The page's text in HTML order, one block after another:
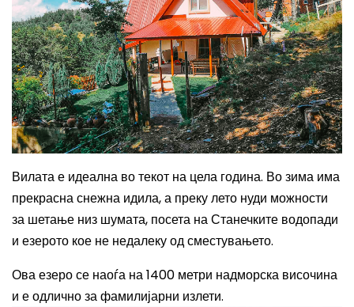
Вилата е идеална во текот на цела година. Во зима има
прекрасна снежна идила, а преку лето нуди можности
за шетање низ шумата, посета на Станечките водопади
и езерото кое не недалеку од сместувањето.
Ова езеро се наоѓа на 1400 метри надморска височина
и е одлично за фамилијарни излети.